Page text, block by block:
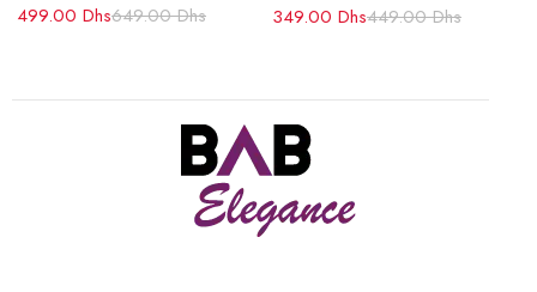
649.00Dhs
499.00 Dhs
449.00Dhs
349.00 Dhs